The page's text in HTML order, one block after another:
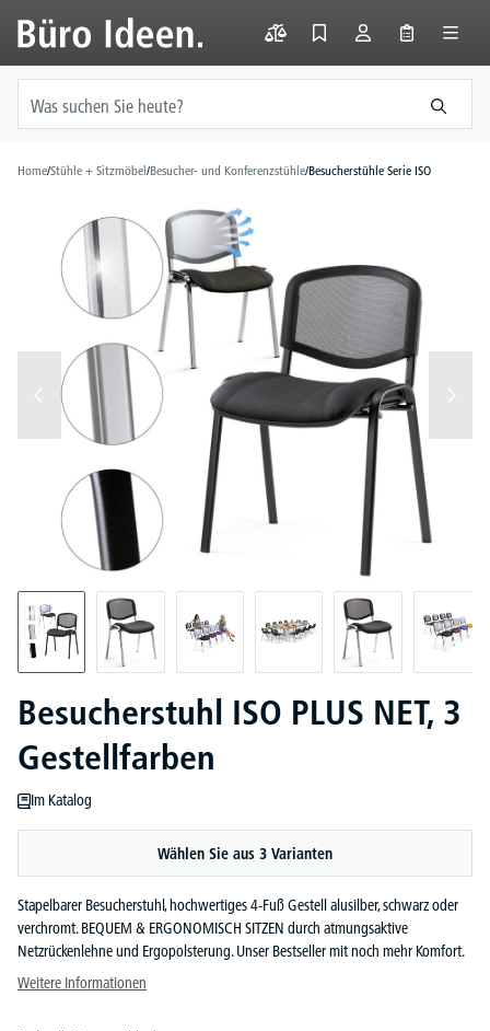
springen
Home/Stühle + Sitzmöbel/Besucher- und Konferenzstühle/Besucherstühle Serie ISO
Besucherstuhl ISO PLUS NET, 3
Gestellfarben
Im Katalog
Wählen Sie aus 3 Varianten
Stapelbarer Besucherstuhl, hochwertiges 4-Fuß Gestell alusilber, schwarz oder
verchromt. BEQUEM & ERGONOMISCH SITZEN durch atmungsaktive
Netzrückenlehne und Ergopolsterung. Unser Bestseller mit noch mehr Komfort.
Weitere Informationen